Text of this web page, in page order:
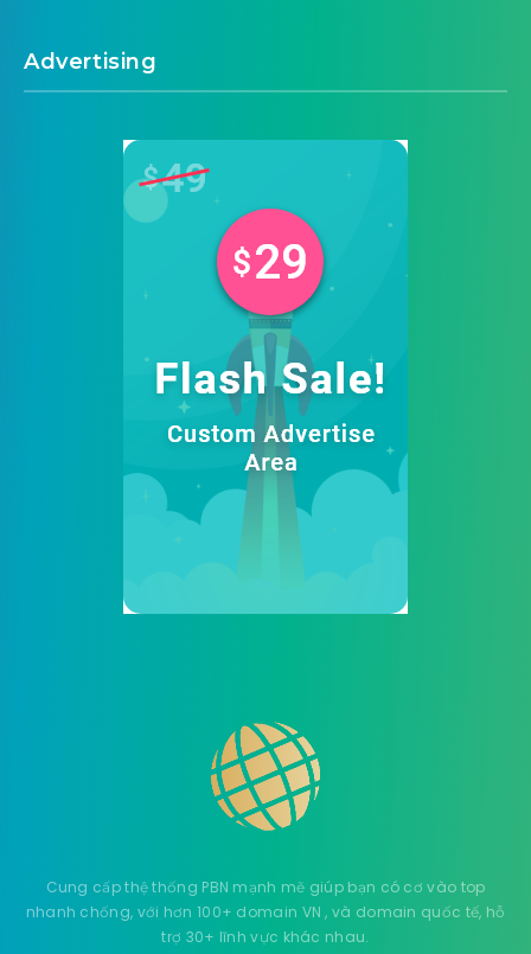
Advertising
Cung cấp thệ thống PBN mạnh mẽ giúp bạn có cơ vào top
nhanh chống, với hơn 100+ domain VN , và domain quốc tế, hỗ
trợ 30+ lĩnh vực khác nhau.